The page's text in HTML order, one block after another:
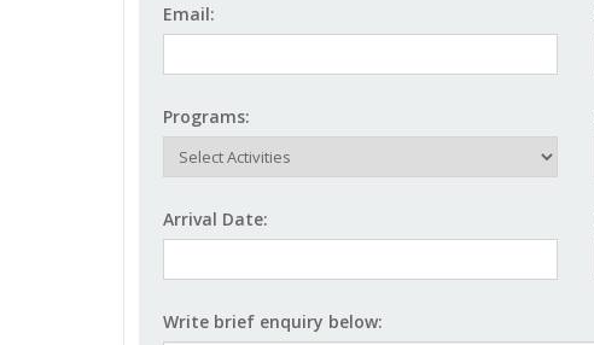
Email:
Programs:
Arrival Date:
Write brief enquiry below: